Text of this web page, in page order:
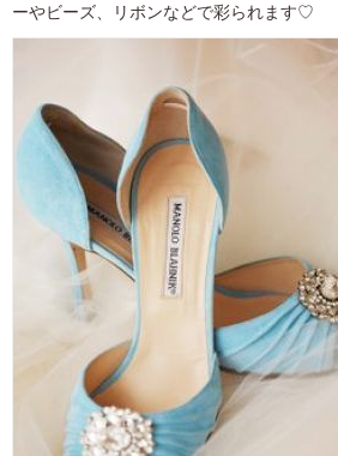
ーやビーズ、リボンなどで彩られます♡